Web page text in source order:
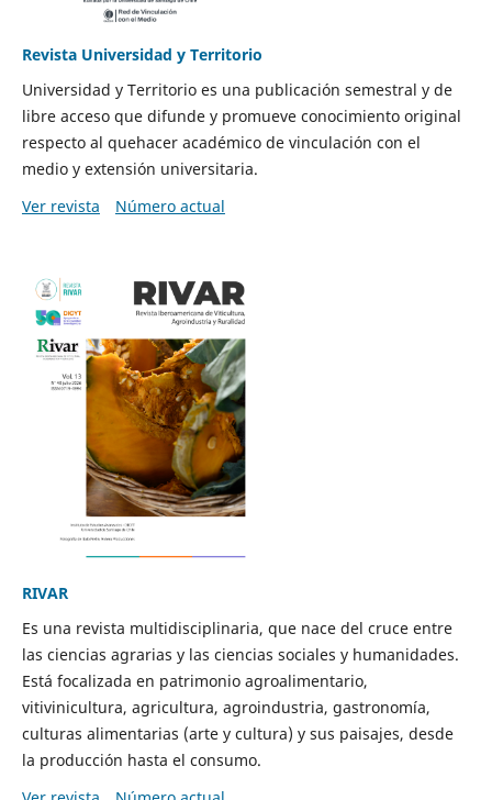
Revista Universidad y Territorio
Universidad y Territorio es una publicación semestral y de
libre acceso que difunde y promueve conocimiento original
respecto al quehacer académico de vinculación con el
medio y extensión universitaria.
Ver revista
Número actual
RIVAR
Es una revista multidisciplinaria, que nace del cruce entre
las ciencias agrarias y las ciencias sociales y humanidades.
Está focalizada en patrimonio agroalimentario,
vitivinicultura, agricultura, agroindustria, gastronomía,
culturas alimentarias (arte y cultura) y sus paisajes, desde
la producción hasta el consumo.